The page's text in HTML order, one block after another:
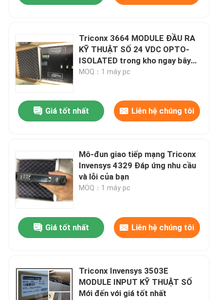
Triconx 3664 MODULE ĐẦU RA
KỸ THUẬT SỐ 24 VDC OPTO-
ISOLATED trong kho ngay bây
giờ
MOQ：1 máy pc
Giá tốt nhất Liên hệ chúng tôi
Mô-đun giao tiếp mạng Triconx
Invensys 4329 Đáp ứng nhu cầu
và lỗi của bạn
MOQ：1 máy pc
Giá tốt nhất Liên hệ chúng tôi
Triconx Invensys 3503E
MODULE INPUT KỸ THUẬT SỐ
Mới đến với giá tốt nhất